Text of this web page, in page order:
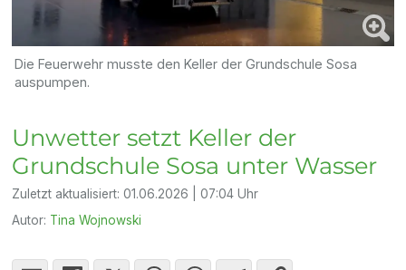
Die Feuerwehr musste den Keller der Grundschule Sosa
auspumpen.
Unwetter setzt Keller der
Grundschule Sosa unter Wasser
Zuletzt aktualisiert:01.06.2026 | 07:04 Uhr
Autor: Tina Wojnowski